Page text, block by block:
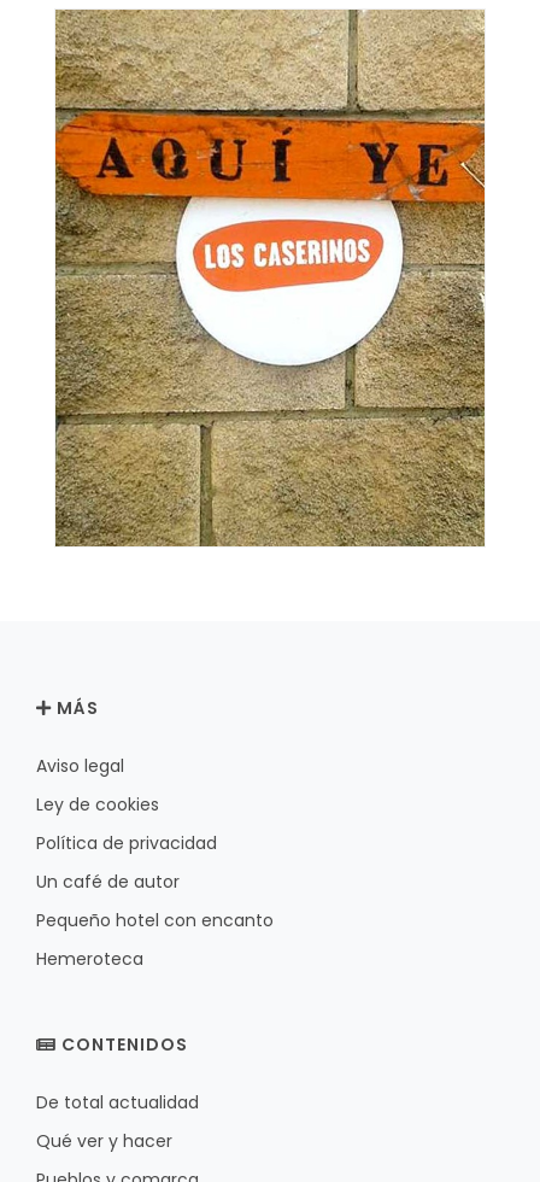
MÁS
Aviso legal
Ley de cookies
Política de privacidad
Un café de autor
Pequeño hotel con encanto
Hemeroteca
CONTENIDOS
De total actualidad
Qué ver y hacer